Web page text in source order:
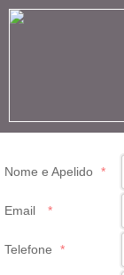
Nome e Apelido *
Email *
Telefone *